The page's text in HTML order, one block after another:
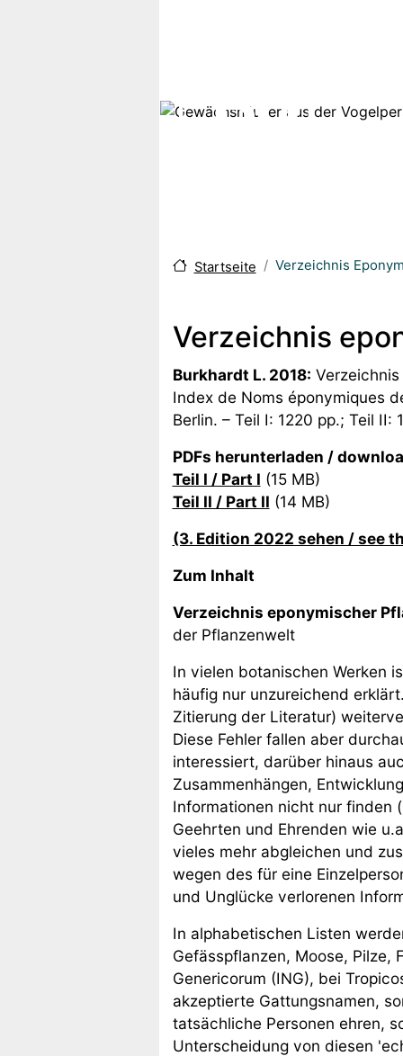
Startseite Verzeichnis
Verzeichnis
Body
Burkhardt L. 2018:
Index de Noms éponymiques
Berlin. – Teil I: 1220 pp.; Teil
PDFs herunterladen /
Teil I / Part I (15 MB)
Teil II / Part II (14 MB)
(3. Edition 2022 sehen / see
Zum Inhalt
Verzeichnis eponymischer
der Pflanzenwelt
In vielen botanischen Werken
häufig nur unzureichend
Zitierung der Literatur)
Diese Fehler fallen aber
interessiert, darüber hinaus
Zusammenhängen,
Informationen nicht nur finden
Geehrten und Ehrenden wie
vieles mehr abgleichen und
wegen des für eine
und Unglücke verlorenen
In alphabetischen Listen
Gefässpflanzen, Moose, Pilze,
Genericorum (ING), bei
akzeptierte Gattungsnamen,
tatsächliche Personen ehren,
Unterscheidung von diesen